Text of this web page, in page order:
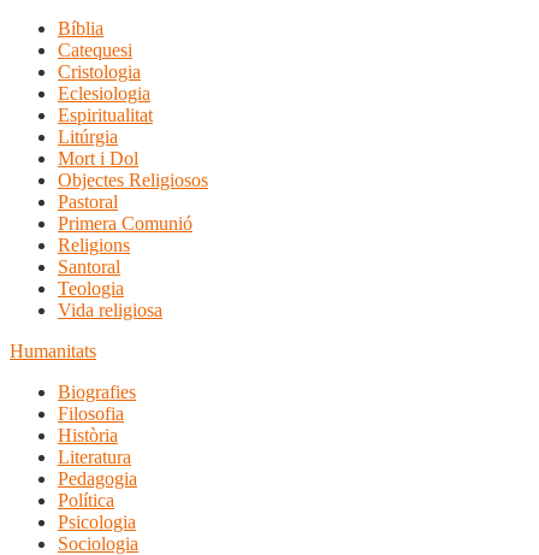
Bíblia
Catequesi
Cristologia
Eclesiologia
Espiritualitat
Litúrgia
Mort i Dol
Objectes Religiosos
Pastoral
Primera Comunió
Religions
Santoral
Teologia
Vida religiosa
Humanitats
Biografies
Filosofia
Història
Literatura
Pedagogia
Política
Psicologia
Sociologia